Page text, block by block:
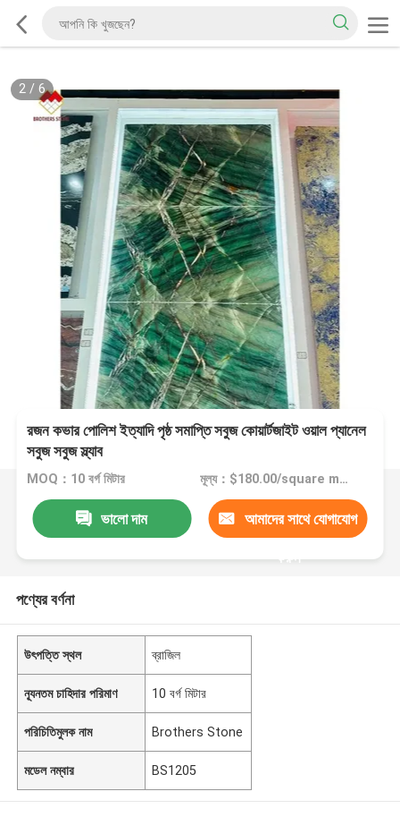
2/ 6
রজন কভার পোলিশ ইত্যাদি পৃষ্ঠ সমাপ্তি সবুজ কোয়ার্টজাইট ওয়াল প্যানেল
সবুজ সবুজ স্ল্যাব
MOQ：10 বর্গ মিটার মূল্য：$180.00/square meters 10-49 square meters
ভালো দাম আমাদের সাথে যোগাযোগ
করুন
পণ্যের বর্ণনা
উৎপত্তি স্থল ব্রাজিল
ন্যূনতম চাহিদার পরিমাণ 10 বর্গ মিটার
পরিচিতিমুলক নাম Brothers Stone
মডেল নম্বার BS1205